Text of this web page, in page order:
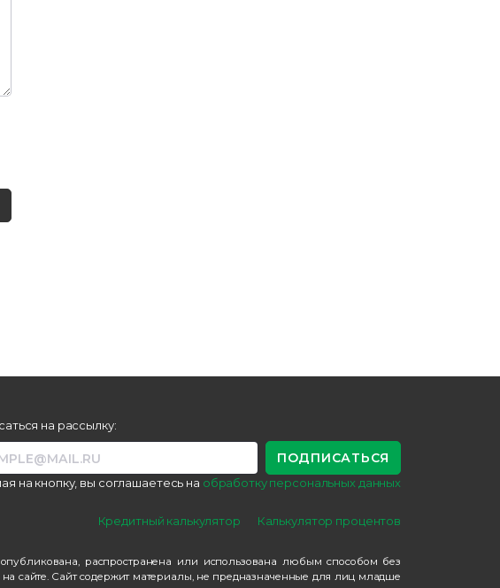
на рассылку:
на кнопку, вы соглашаетесь на обработку персональных данных
Кредитный калькулятор Калькулятор процентов
распространена или использована любым способом без
сайте. Сайт содержит материалы, не предназначенные для лиц младше